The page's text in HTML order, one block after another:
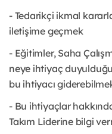
- Tedarikçi ikmal
iletişime geçmek
- Eğitimler, Saha
neye ihtiyaç
bu ihtiyacı
- Bu ihtiyaçlar
Takım Liderine bilgi